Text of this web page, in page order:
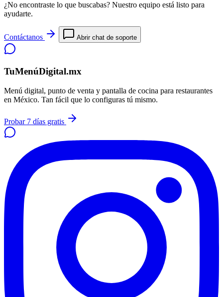
¿No encontraste lo que buscabas? Nuestro equipo está listo para
ayudarte.
Contáctanos Abrir chat de soporte
TuMenúDigital.mx
Menú digital, punto de venta y pantalla de cocina para restaurantes
en México. Tan fácil que lo configuras tú mismo.
Probar 7 días gratis